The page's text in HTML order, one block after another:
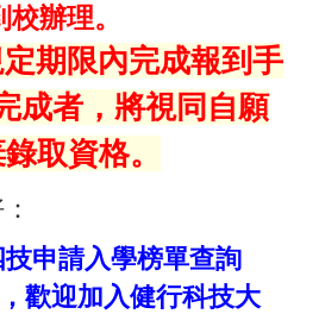
校辦理。
期限內完成報到手
成者，將視同自願
取資格。
申請入學榜單查詢
歡迎加入健行科技大